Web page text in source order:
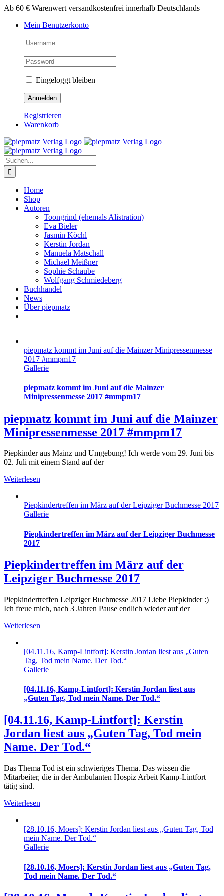
Zum
springen
Ab 60 € Warenwert versandkostenfrei innerhalb Deutschlands
Mein Benutzerkonto
Eingeloggt bleiben
Registrieren
Warenkorb
Suche
nach:
Home
Shop
Autoren
Toongrind (ehemals Alistration)
Eva Bieler
Jasmin Köchl
Kerstin Jordan
Manuela Matschall
Michael Meißner
Sophie Schaube
Wolfgang Schmiedeberg
Buchhandel
News
Über piepmatz
piepmatz kommt im Juni auf die Mainzer Minipressenmesse
2017 #mmpm17
Gallerie
piepmatz kommt im Juni auf die Mainzer
Minipressenmesse 2017 #mmpm17
piepmatz kommt im Juni auf die Mainzer
Minipressenmesse 2017 #mmpm17
Piepkinder aus Mainz und Umgebung! Ich werde vom 29. Juni bis
02. Juli mit einem Stand auf der
Weiterlesen
Piepkindertreffen im März auf der Leipziger Buchmesse 2017
Gallerie
Piepkindertreffen im März auf der Leipziger Buchmesse
2017
Piepkindertreffen im März auf der
Leipziger Buchmesse 2017
Piepkindertreffen Leipziger Buchmesse 2017 Liebe Piepkinder :)
Ich freue mich, nach 3 Jahren Pause endlich wieder auf der
Weiterlesen
[04.11.16, Kamp-Lintfort]: Kerstin Jordan liest aus „Guten
Tag, Tod mein Name. Der Tod.“
Gallerie
[04.11.16, Kamp-Lintfort]: Kerstin Jordan liest aus
„Guten Tag, Tod mein Name. Der Tod.“
[04.11.16, Kamp-Lintfort]: Kerstin
Jordan liest aus „Guten Tag, Tod mein
Name. Der Tod.“
Das Thema Tod ist ein schwieriges Thema. Das wissen die
Mitarbeiter, die in der Ambulanten Hospiz Arbeit Kamp-Lintfort
tätig sind.
Weiterlesen
[28.10.16, Moers]: Kerstin Jordan liest aus „Guten Tag, Tod
mein Name. Der Tod.“
Gallerie
[28.10.16, Moers]: Kerstin Jordan liest aus „Guten Tag,
Tod mein Name. Der Tod.“